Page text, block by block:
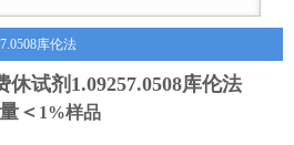
库伦法
试剂1.09257.0508库伦法
＜ 1%样品